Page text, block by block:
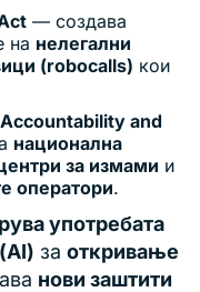
— создава
на нелегални
(robocalls) кои
and
национална
за измами и
оператори.
употребата
за откривање
нови заштити